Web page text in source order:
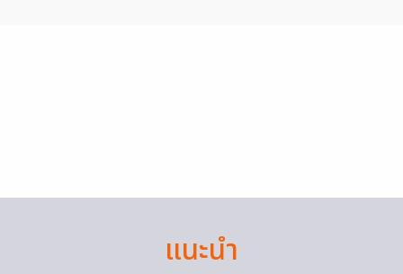
แนะนำ